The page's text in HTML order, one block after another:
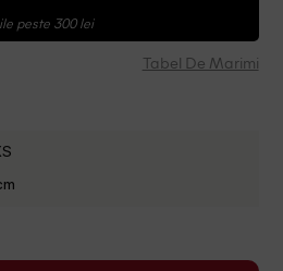
peste 300 lei
Tabel De Marimi